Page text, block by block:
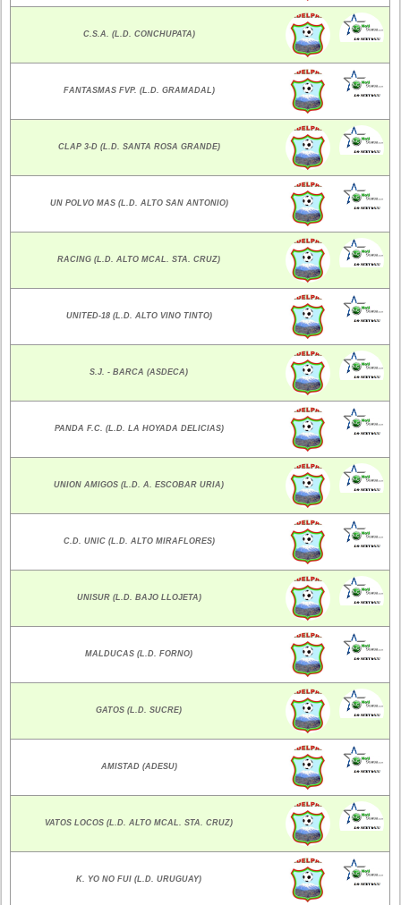
C.S.A. (L.D. CONCHUPATA)
FANTASMAS FVP. (L.D. GRAMADAL)
CLAP 3-D (L.D. SANTA ROSA GRANDE)
UN POLVO MAS (L.D. ALTO SAN ANTONIO)
RACING (L.D. ALTO MCAL. STA. CRUZ)
UNITED-18 (L.D. ALTO VINO TINTO)
S.J. - BARCA (ASDECA)
PANDA F.C. (L.D. LA HOYADA DELICIAS)
UNION AMIGOS (L.D. A. ESCOBAR URIA)
C.D. UNIC (L.D. ALTO MIRAFLORES)
UNISUR (L.D. BAJO LLOJETA)
MALDUCAS (L.D. FORNO)
GATOS (L.D. SUCRE)
AMISTAD (ADESU)
VATOS LOCOS (L.D. ALTO MCAL. STA. CRUZ)
K. YO NO FUI (L.D. URUGUAY)